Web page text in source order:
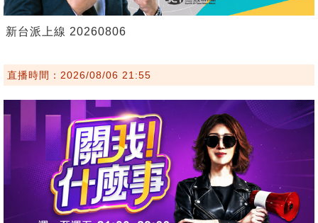
新台派上線 20260806
直播時間：2026/08/06 21:55